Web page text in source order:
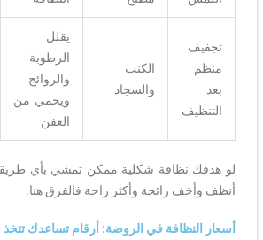
تجفيف
منظم
بعد
التنظيف
الكنب
والسجاد
يقلل
الرطوبة
والروائح
ويحمي من
العفن
لو هدفك نظافة شكلية ممكن تمشي بأي
أنظف وأخف رائحة وأكثر راحة فالفرق هنا.
أسعار النظافة في الروضة: أرقام تساعدك تتخذ